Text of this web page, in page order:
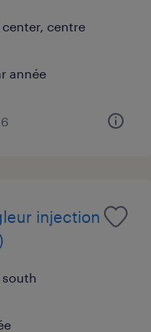
centre
année
injection